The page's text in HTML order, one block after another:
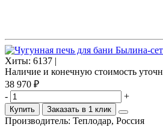
Хиты: 6137 |
Наличие и конечную стоимость
38 970 ₽
-
+
Купить Заказать в 1 клик
Производитель: Теплодар, Россия